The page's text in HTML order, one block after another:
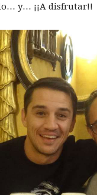
y… ¡¡A disfrutar!!